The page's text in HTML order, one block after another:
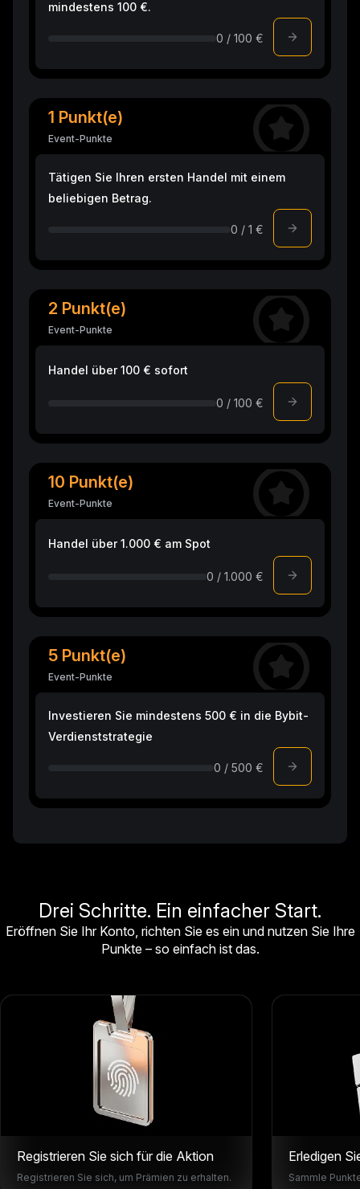
mindestens 100 €.
0 / 100 €
1 Punkt(e)
Event-Punkte
Tätigen Sie Ihren ersten Handel mit einem
beliebigen Betrag.
0 / 1 €
2 Punkt(e)
Event-Punkte
Handel über 100 € sofort
0 / 100 €
10 Punkt(e)
Event-Punkte
Handel über 1.000 € am Spot
0 / 1.000 €
5 Punkt(e)
Event-Punkte
Investieren Sie mindestens 500 € in die Bybit-
Verdienststrategie
0 / 500 €
Drei Schritte. Ein einfacher Start.
Eröffnen Sie Ihr Konto, richten Sie es ein und nutzen Sie Ihre
Punkte – so einfach ist das.
Registrieren Sie sich für die Aktion
Registrieren Sie sich, um Prämien zu erhalten.
Erledigen
Sammle